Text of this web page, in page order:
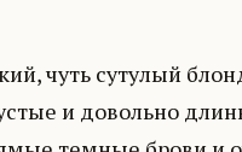
чуть сутулый
и довольно